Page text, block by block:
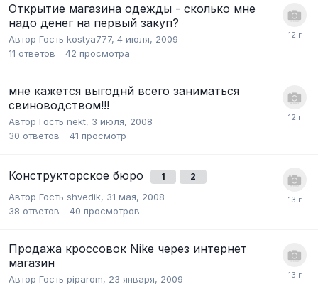
Открытие магазина одежды - сколько мне
надо денег на первый закуп?
Автор Гость kostya777, 4 июля, 2009
11 ответов 42 просмотра
мне кажется выгоднй всего заниматься
свиноводством!!!
Автор Гость nekt, 3 июля, 2008
30 ответов 41 просмотр
Конструкторское бюро 1 2
Автор Гость shvedik, 31 мая, 2008
38 ответов 40 просмотров
Продажа кроссовок Nike через интернет
магазин
Автор Гость piparom, 23 января, 2009